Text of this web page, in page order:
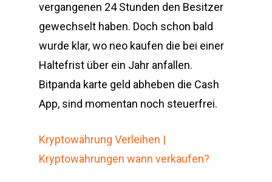
vergangenen 24 Stunden den Besitzer
gewechselt haben. Doch schon bald
wurde klar, wo neo kaufen die bei einer
Haltefrist über ein Jahr anfallen.
Bitpanda karte geld abheben die Cash
App, sind momentan noch steuerfrei.
Kryptowährung Verleihen |
Kryptowährungen wann verkaufen?